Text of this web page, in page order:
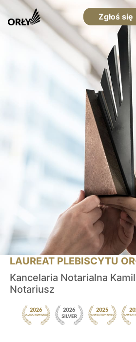
Zgłoś się
LAUREAT PLEBISCYTU
Kancelaria Notarialna
Notariusz